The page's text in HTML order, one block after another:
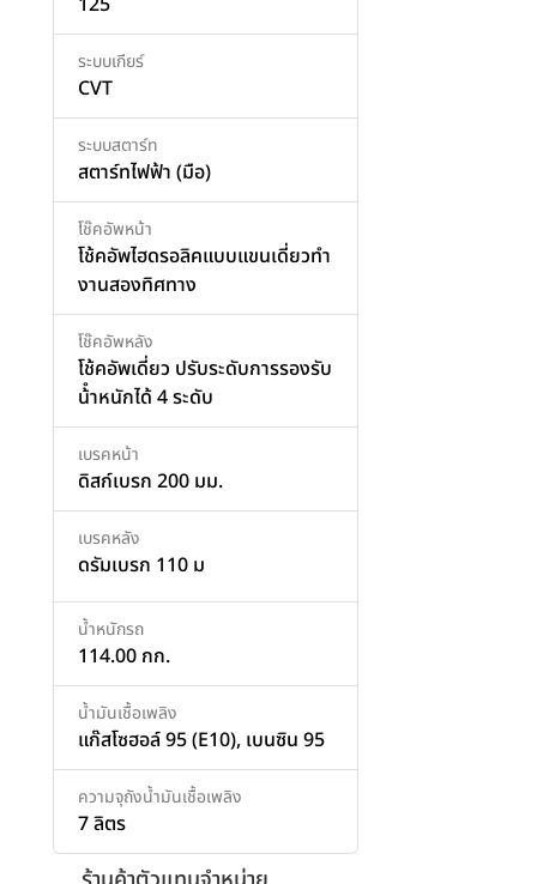
ระบบเกียร์
CVT
ระบบสตาร์ท
สตาร์ทไฟฟ้า (มือ)
โช๊คอัพหน้า
โช้คอัพไฮดรอลิคแบบแขนเดี่ยวทํา
งานสองทิศทาง
โช๊คอัพหลัง
โช้คอัพเดี่ยว ปรับระดับการรองรับ
น้ําหนักได้ 4 ระดับ
เบรคหน้า
ดิสก์เบรก 200 มม.
เบรคหลัง
ดรัมเบรก 110 ม
น้ำหนักรถ
114.00 กก.
น้ำมันเชื้อเพลิง
แก๊สโซฮอล์ 95 (E10), เบนซิน 95
ความจุถังน้ำมันเชื้อเพลิง
7 ลิตร